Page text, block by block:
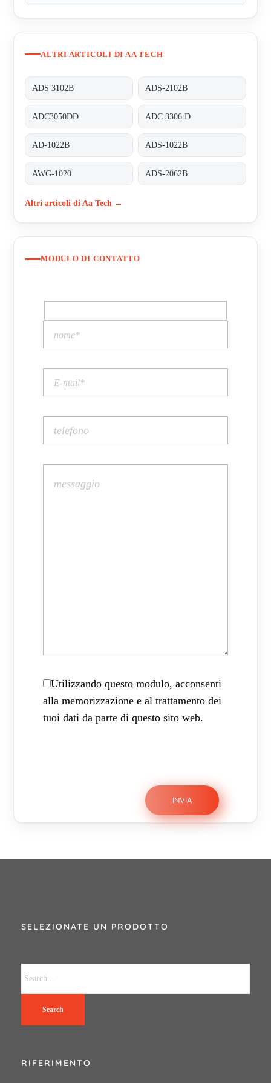
ALTRI ARTICOLI DI AA TECH
ADS 3102B ADS-2102B
ADC3050DD ADC 3306 D
AD-1022B ADS-1022B
AWG-1020 ADS-2062B
Altri articoli di Aa Tech →
MODULO DI CONTATTO
Utilizzando questo modulo, acconsenti
alla memorizzazione e al trattamento dei
tuoi dati da parte di questo sito web.
SELEZIONATE UN PRODOTTO
Search
RIFERIMENTO